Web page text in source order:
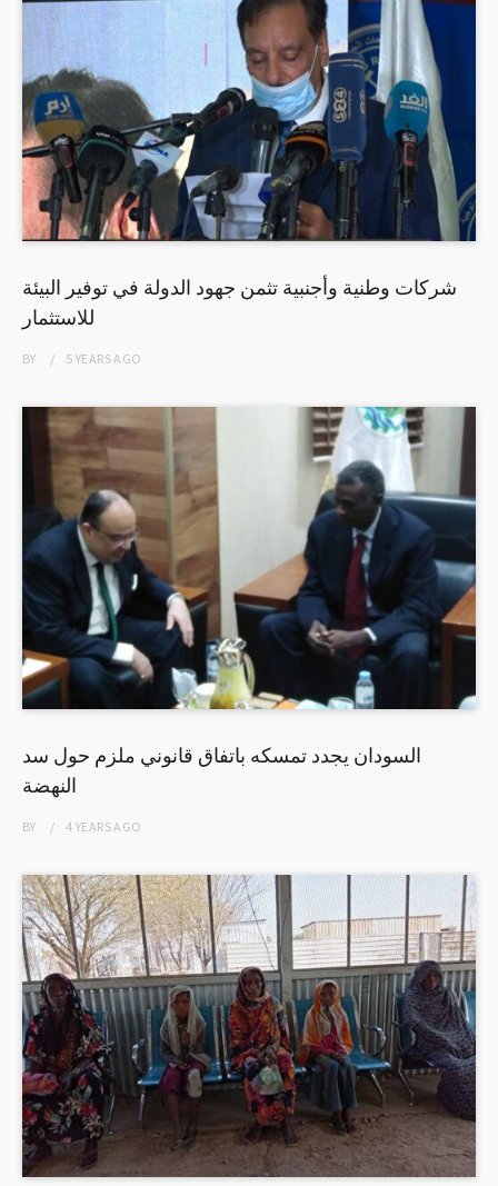
شركات وطنية وأجنبية تثمن جهود الدولة في توفير البيئة
للاستثمار
BY 5 YEARSAGO
السودان يجدد تمسكه باتفاق قانوني ملزم حول سد
النهضة
BY 4 YEARSAGO